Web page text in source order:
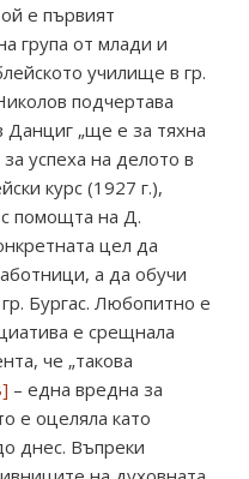
е първият
група от млади и
училище в гр.
подчертава
Данциг „ще е за тяхна
успеха на делото в
курс (1927 г.),
помощта на Д.
цел да
а да обучи
Бургас. Любопитно е
е срещнала
че „такова
– една вредна за
е оцеляла като
днес. Въпреки